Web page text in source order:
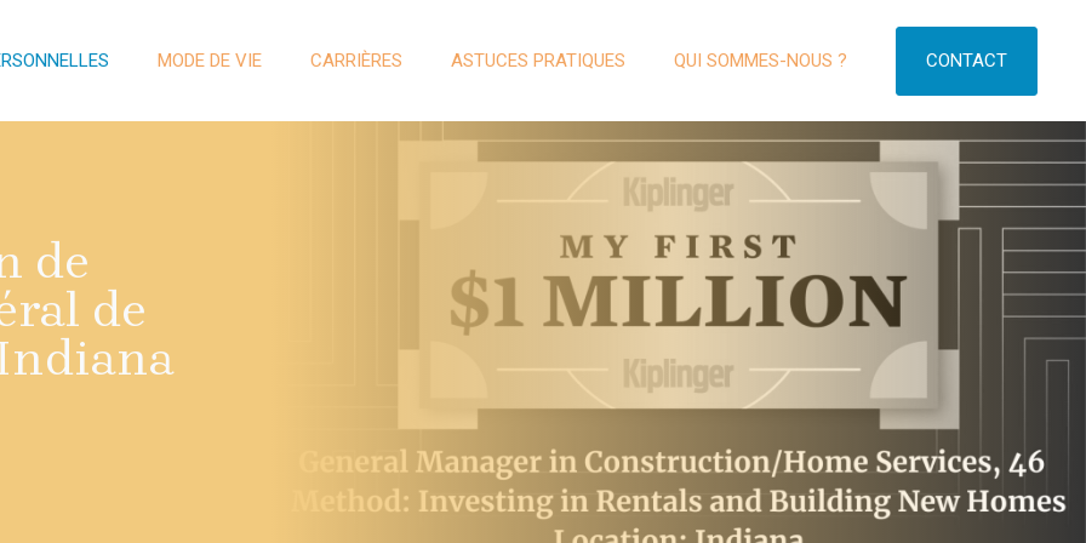
MODE DE VIE CARRIÈRES ASTUCES PRATIQUES QUI SOMMES-NOUS ? CONTACT
de
de